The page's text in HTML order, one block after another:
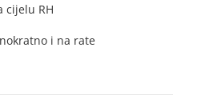
cijelu RH
i na rate